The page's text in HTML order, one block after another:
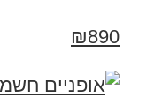
₪890